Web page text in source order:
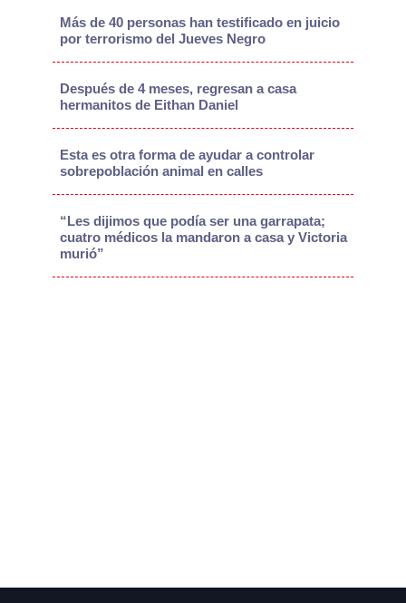
Más de 40 personas han testificado en juicio
por terrorismo del Jueves Negro
Después de 4 meses, regresan a casa
hermanitos de Eithan Daniel
Esta es otra forma de ayudar a controlar
sobrepoblación animal en calles
“Les dijimos que podía ser una garrapata;
cuatro médicos la mandaron a casa y Victoria
murió”